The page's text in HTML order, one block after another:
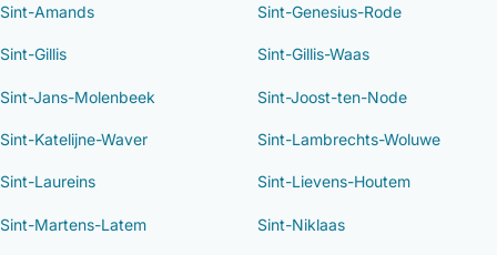
Sint-Amands Sint-Genesius-Rode
Sint-Gillis Sint-Gillis-Waas
Sint-Jans-Molenbeek Sint-Joost-ten-Node
Sint-Katelijne-Waver Sint-Lambrechts-Woluwe
Sint-Laureins Sint-Lievens-Houtem
Sint-Martens-Latem Sint-Niklaas